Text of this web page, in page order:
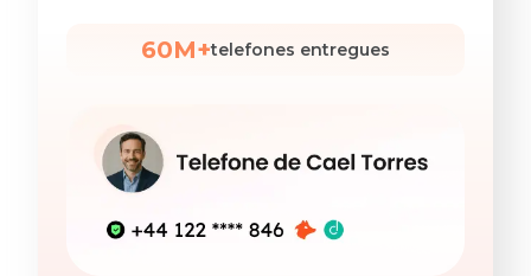
60M+telefones entregues